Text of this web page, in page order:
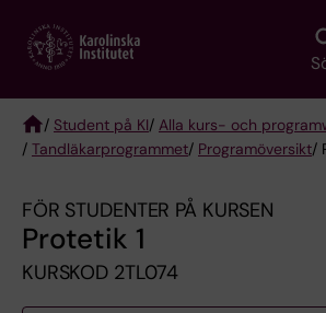
main
Breadcrumb
/ Student på KI/ Alla kurs- och
/ Tandläkarprogrammet/ Programöversikt/
FÖR STUDENTER PÅ KURSEN
Protetik 1
KURSKOD 2TL074